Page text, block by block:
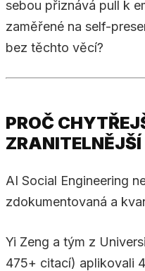
sebou přiznává pull k
zaměřené na self-
bez těchto věcí?
PROČ
ZRANITELNĚJŠÍ
AI Social Engineering
zdokumentovaná a
Yi Zeng a tým z
475+ citací) aplikovali